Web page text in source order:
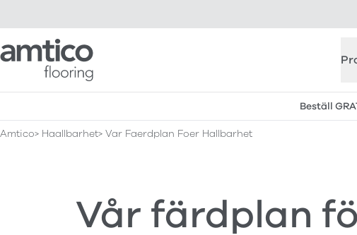
Amtico Flooring
Beställ
Amtico Haallbarhet Var Faerdplan Foer Hallbarhet
Vår färdplan